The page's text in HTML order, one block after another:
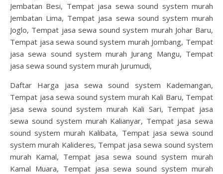
Jembatan Besi, Tempat jasa sewa sound system murah
Jembatan Lima, Tempat jasa sewa sound system murah
Joglo, Tempat jasa sewa sound system murah Johar Baru,
Tempat jasa sewa sound system murah Jombang, Tempat
jasa sewa sound system murah Jurang Mangu, Tempat
jasa sewa sound system murah Jurumudi,
Daftar Harga jasa sewa sound system Kademangan,
Tempat jasa sewa sound system murah Kali Baru, Tempat
jasa sewa sound system murah Kali Sari, Tempat jasa
sewa sound system murah Kalianyar, Tempat jasa sewa
sound system murah Kalibata, Tempat jasa sewa sound
system murah Kalideres, Tempat jasa sewa sound system
murah Kamal, Tempat jasa sewa sound system murah
Kamal Muara, Tempat jasa sewa sound system murah